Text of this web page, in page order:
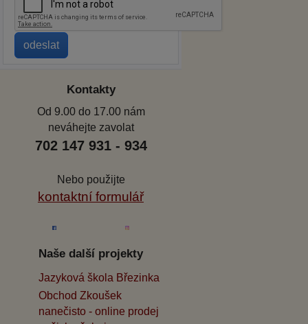
Kontakty
Od 9.00 do 17.00 nám
neváhejte zavolat
702 147 931 - 934
Nebo použijte
kontaktní formulář
Naše další projekty
Jazyková škola Březinka
Obchod Zkoušek
nanečisto - online prodej